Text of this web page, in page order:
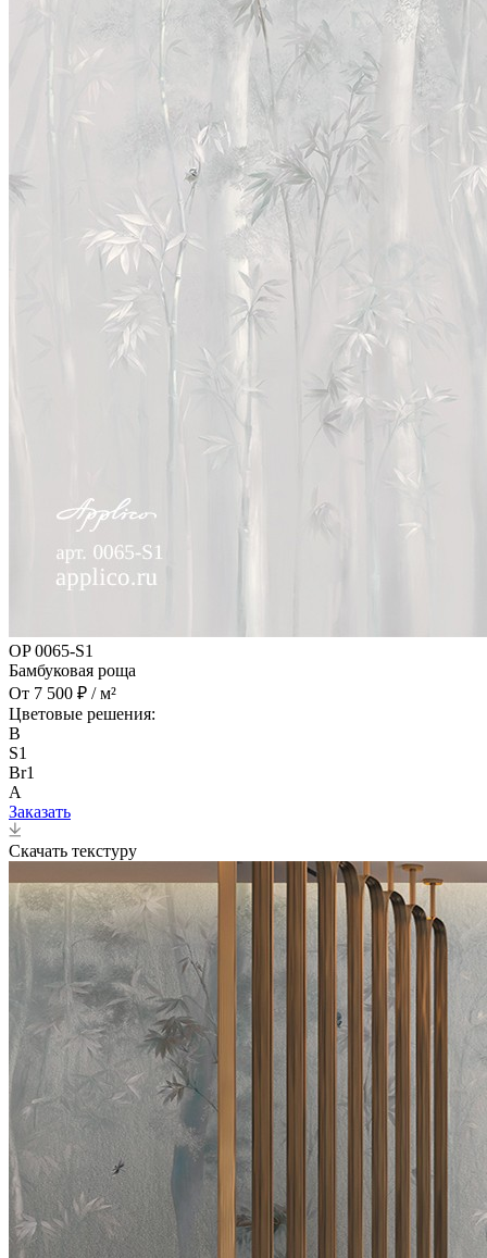
OP 0065-S1
Бамбуковая роща
От 7 500 ₽ / м²
Цветовые решения:
B
S1
Br1
A
Заказать
Скачать текстуру